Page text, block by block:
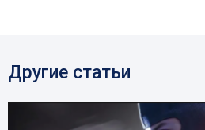
Другие статьи